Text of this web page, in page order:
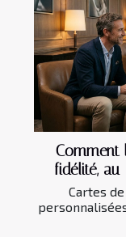
Comment
fidélité,
Cartes